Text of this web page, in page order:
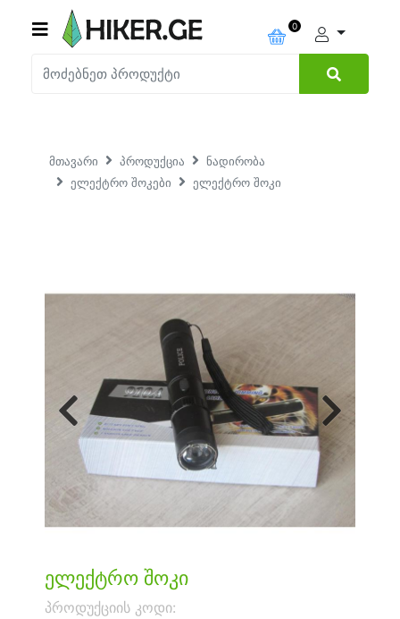
0
მთავარი პროდუქცია
ნადირობა
ელექტრო შოკები
ელექტრო შოკი
წინა შემდეგი
ელექტრო შოკი
პროდუქციის კოდი: